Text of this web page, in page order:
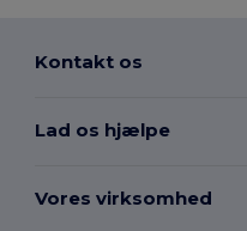
Kontakt os
Lad os hjælpe
Vores virksomhed